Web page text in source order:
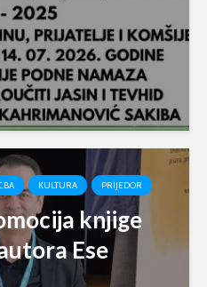
KULTURA PRIJEDOR
knjige
Ese